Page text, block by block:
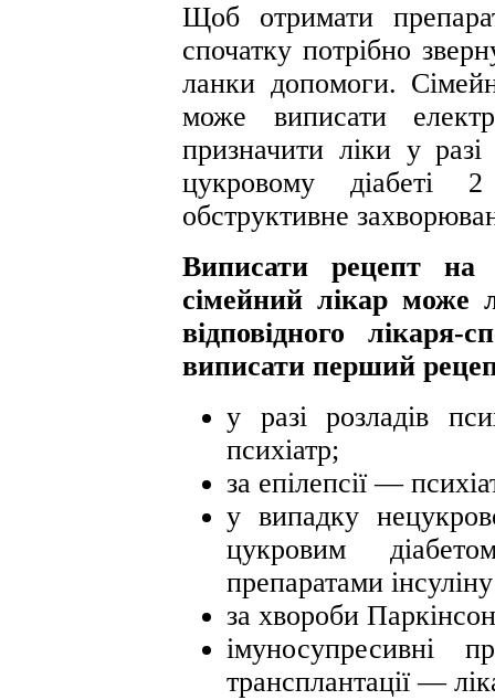
Щоб отримати
спочатку потрібно
ланки допомоги.
може виписати
призначити ліки у
цукровому
обструктивне
Виписати рецепт
сімейний лікар може
відповідного
виписати перший
у разі розладів
психіатр;
за епілепсії —
у випадку
цукровим
препаратами
за хвороби
імуносупресивні
трансплантації —